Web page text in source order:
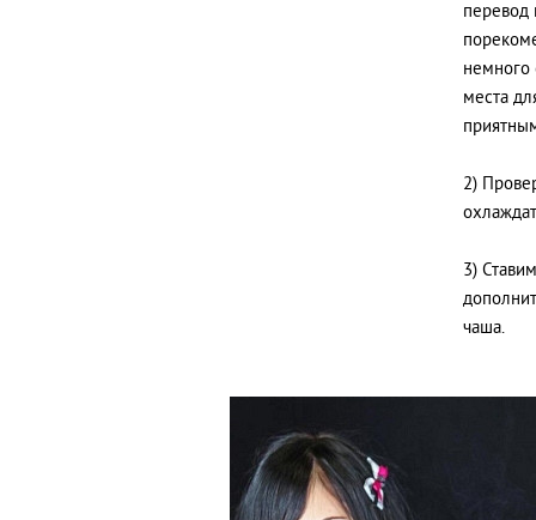
перевод
немного
места
2)
3)
чаша.